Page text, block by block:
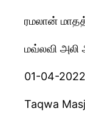
ரமலான்
மவ்லவி அலி
01-04-
Taqwa